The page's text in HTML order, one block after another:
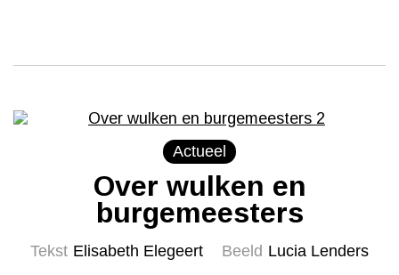
Actueel
Over wulken en
burgemeesters
Tekst Elisabeth Elegeert Beeld Lucia Lenders